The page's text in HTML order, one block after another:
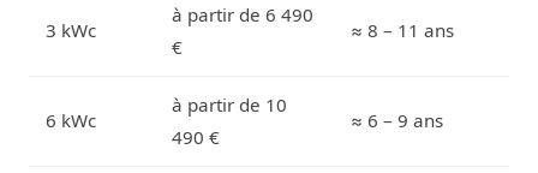
3 kWc
à partir de 6 490
€
≈ 8 – 11 ans
6 kWc
à partir de 10
490 €
≈ 6 – 9 ans